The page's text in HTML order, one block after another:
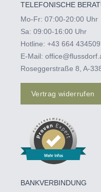
TELEFONISCHE
Mo-Fr: 07:00-20:00 Uhr
Sa: 09:00-16:00 Uhr
Hotline: +43 664
E-Mail:
Roseggerstraße 8, A-
Vertrag widerrufen
Mehr Infos
BANKVERBINDUNG